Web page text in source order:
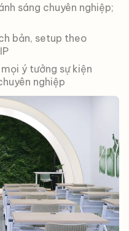
sáng chuyên nghiệp;
bản, setup theo
mọi ý tưởng sự kiện
nghiệp